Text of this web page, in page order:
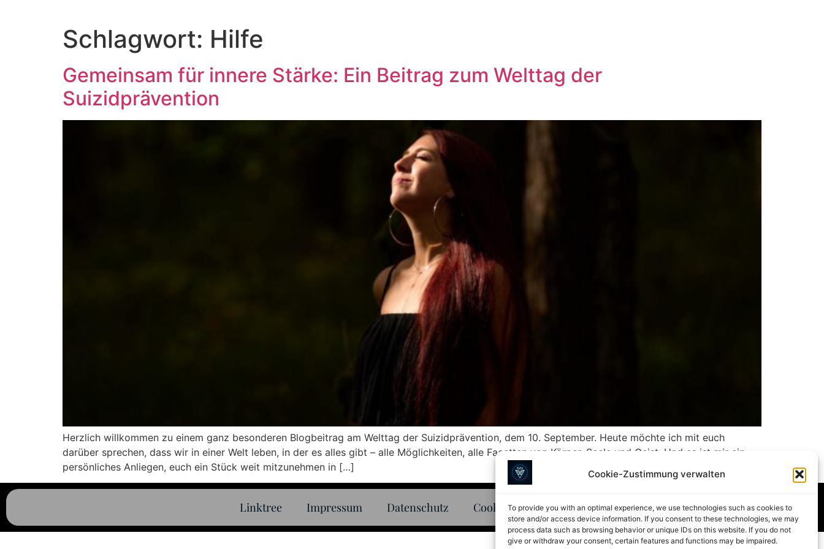
Cookie-Zustimmung verwalten
To provide you with an optimal experience, we use technologies such as cookies to
store and/or access device information. If you consent to these technologies, we may
process data such as browsing behavior or unique IDs on this website. If you do not
give or withdraw your consent, certain features and functions may be impaired.
Schlagwort: Hilfe
Gemeinsam für innere Stärke: Ein Beitrag zum Welttag der
Suizidprävention
Herzlich willkommen zu einem ganz besonderen Blogbeitrag am Welttag der Suizidprävention, dem 10. September. Heute möchte ich mit euch
darüber sprechen, dass wir in einer Welt leben, in der es alles gibt – alle Möglichkeiten, alle Facetten von Körper, Seele und Geist. Und es ist mir ein
persönliches Anliegen, euch ein Stück weit mitzunehmen in […]
Linktree Impressum Datenschutz Cookie-Richtlinie (EU)